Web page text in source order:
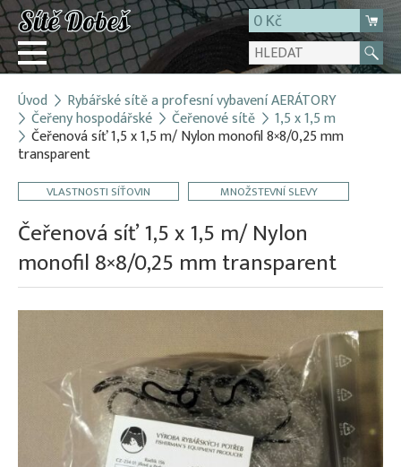
0 Kč
Přihlásit
Registrace
O firmě
Kontakt
Úvod Rybářské sítě a profesní vybavení AERÁTORY
Čeřeny hospodářské Čeřenové sítě 1,5 x 1,5 m
Čeřenová síť 1,5 x 1,5 m/ Nylon monofil 8×8/0,25 mm
transparent
VLASTNOSTI SÍŤOVIN MNOŽSTEVNÍ SLEVY
Čeřenová síť 1,5 x 1,5 m/ Nylon
monofil 8×8/0,25 mm transparent